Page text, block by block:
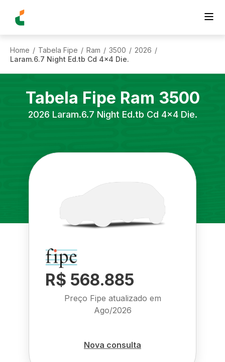
Home / Tabela Fipe / Ram / 3500 / 2026 /
Laram.6.7 Night Ed.tb Cd 4x4 Die.
Tabela Fipe Ram 3500
2026 Laram.6.7 Night Ed.tb Cd 4x4 Die.
R$ 568.885
Preço Fipe atualizado em
Ago/2026
Nova consulta